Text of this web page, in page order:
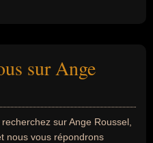
sur Ange
sur Ange Roussel,
nous vous répondrons